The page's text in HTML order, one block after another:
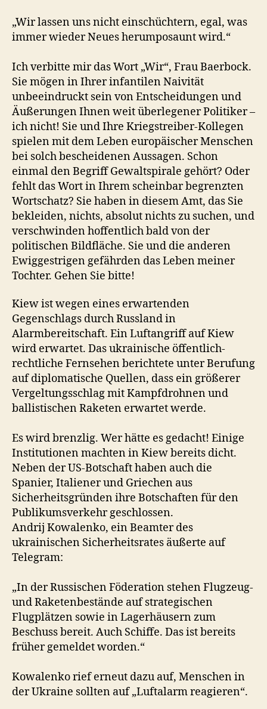
„Wir lassen uns nicht einschüchtern, egal, was
immer wieder Neues herumposaunt wird.“
Ich verbitte mir das Wort „Wir“, Frau Baerbock.
Sie mögen in Ihrer infantilen Naivität
unbeeindruckt sein von Entscheidungen und
Äußerungen Ihnen weit überlegener Politiker –
ich nicht! Sie und Ihre Kriegstreiber-Kollegen
spielen mit dem Leben europäischer Menschen
bei solch bescheidenen Aussagen. Schon
einmal den Begriff Gewaltspirale gehört? Oder
fehlt das Wort in Ihrem scheinbar begrenzten
Wortschatz? Sie haben in diesem Amt, das Sie
bekleiden, nichts, absolut nichts zu suchen, und
verschwinden hoffentlich bald von der
politischen Bildfläche. Sie und die anderen
Ewiggestrigen gefährden das Leben meiner
Tochter. Gehen Sie bitte!
Kiew ist wegen eines erwartenden
Gegenschlags durch Russland in
Alarmbereitschaft. Ein Luftangriff auf Kiew
wird erwartet. Das ukrainische öffentlich-
rechtliche Fernsehen berichtete unter Berufung
auf diplomatische Quellen, dass ein größerer
Vergeltungsschlag mit Kampfdrohnen und
ballistischen Raketen erwartet werde.
Es wird brenzlig. Wer hätte es gedacht! Einige
Institutionen machten in Kiew bereits dicht.
Neben der US-Botschaft haben auch die
Spanier, Italiener und Griechen aus
Sicherheitsgründen ihre Botschaften für den
Publikumsverkehr geschlossen.
Andrij Kowalenko, ein Beamter des
ukrainischen Sicherheitsrates äußerte auf
Telegram:
„In der Russischen Föderation stehen Flugzeug-
und Raketenbestände auf strategischen
Flugplätzen sowie in Lagerhäusern zum
Beschuss bereit. Auch Schiffe. Das ist bereits
früher gemeldet worden.“
Kowalenko rief erneut dazu auf, Menschen in
der Ukraine sollten auf „Luftalarm reagieren“.